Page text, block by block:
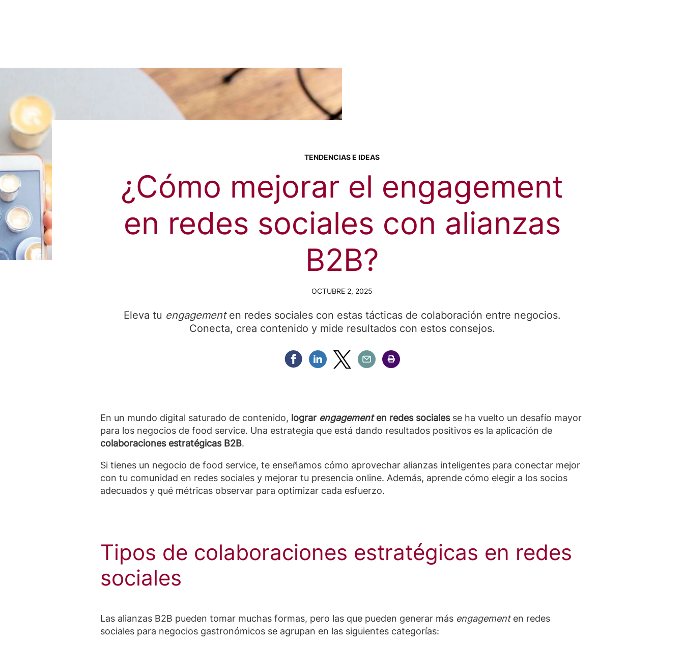
TENDENCIAS E IDEAS
¿Cómo mejorar el engagement
en redes sociales con alianzas
B2B?
OCTUBRE 2, 2025
Eleva tu engagement en redes sociales con estas tácticas de colaboración entre negocios.
Conecta, crea contenido y mide resultados con estos consejos.
Compartir Facebook
Compartir Linkedin
Compartir Twitter
Compartir Email
Compartir Imprimir
En un mundo digital saturado de contenido, lograr engagementen redes socialesse ha vuelto un desafío mayor
para los negocios de food service. Una estrategia que está dando resultados positivos es la aplicación de
colaboraciones estratégicas B2B.
Si tienes un negocio de food service, te enseñamos cómo aprovechar alianzas inteligentes para conectar mejor
con tu comunidad en redes sociales y mejorar tu presencia online. Además, aprende cómo elegir a los socios
adecuados y qué métricas observar para optimizar cada esfuerzo.
Tipos de colaboraciones estratégicas en redes
sociales
Las alianzas B2B pueden tomar muchas formas, pero las que pueden generar más engagementen redes
sociales para negocios gastronómicos se agrupan en las siguientes categorías: